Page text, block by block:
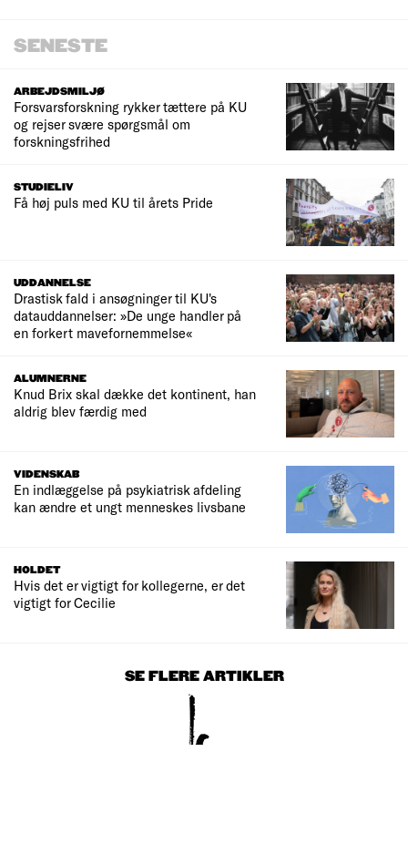
SENESTE
ARBEJDSMILJØ
Forsvarsforskning rykker tættere på KU
og rejser svære spørgsmål om
forskningsfrihed
STUDIELIV
Få høj puls med KU til årets Pride
UDDANNELSE
Drastisk fald i ansøgninger til KU's
datauddannelser: »De unge handler på
en forkert mavefornemmelse«
ALUMNERNE
Knud Brix skal dække det kontinent, han
aldrig blev færdig med
VIDENSKAB
En indlæggelse på psykiatrisk afdeling
kan ændre et ungt menneskes livsbane
HOLDET
Hvis det er vigtigt for kollegerne, er det
vigtigt for Cecilie
SE FLERE ARTIKLER